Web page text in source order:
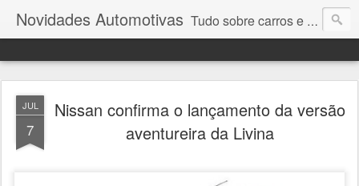
Novidades Automotivas Tudo sobre carros e motores
JUL
7
Nissan confirma o lançamento da versão
aventureira da Livina